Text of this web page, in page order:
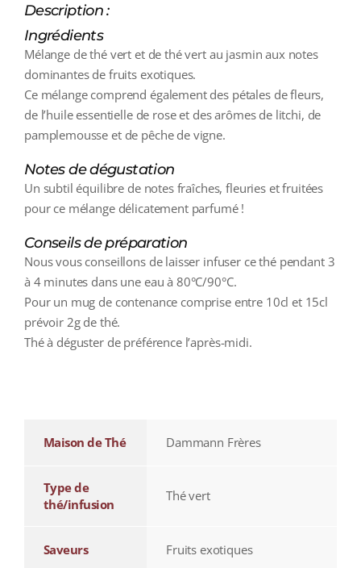
Description :
Ingrédients
Mélange de thé vert et de thé vert au jasmin aux notes
dominantes de fruits exotiques.
Ce mélange comprend également des pétales de fleurs,
de l’huile essentielle de rose et des arômes de litchi, de
pamplemousse et de pêche de vigne.
Notes de dégustation
Un subtil équilibre de notes fraîches, fleuries et fruitées
pour ce mélange délicatement parfumé !
Conseils de préparation
Nous vous conseillons de laisser infuser ce thé pendant 3
à 4 minutes dans une eau à 80°C/90°C.
Pour un mug de contenance comprise entre 10cl et 15cl
prévoir 2g de thé.
Thé à déguster de préférence l’après-midi.
Maison de Thé Dammann Frères
Type de
thé/infusion
Thé vert
Saveurs Fruits exotiques